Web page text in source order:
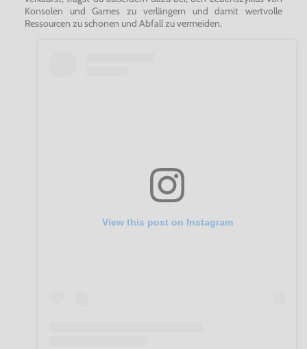
Konsolen und Games zu verlängern und damit wertvolle
Ressourcen zu schonen und Abfall zu vermeiden.
View this post on Instagram